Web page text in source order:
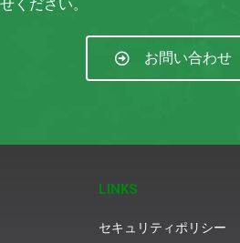
ください。
お問い合わせ
LINKS
セキュリティポリシー